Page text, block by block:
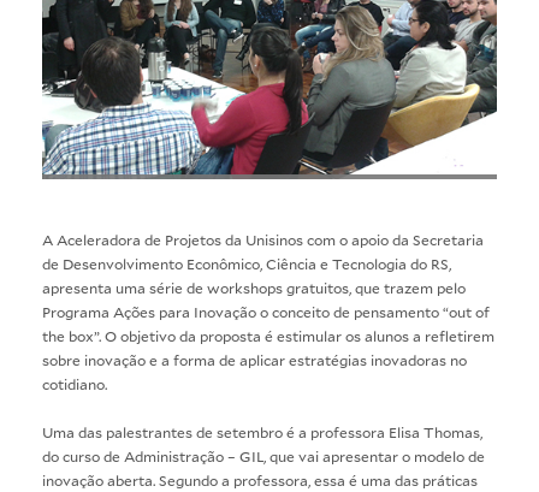
A Aceleradora de Projetos da Unisinos com o apoio da Secretaria
de Desenvolvimento Econômico, Ciência e Tecnologia do RS,
apresenta uma série de workshops gratuitos, que trazem pelo
Programa Ações para Inovação o conceito de pensamento “out of
the box”. O objetivo da proposta é estimular os alunos a refletirem
sobre inovação e a forma de aplicar estratégias inovadoras no
cotidiano.
Uma das palestrantes de setembro é a professora Elisa Thomas,
do curso de Administração – GIL, que vai apresentar o modelo de
inovação aberta. Segundo a professora, essa é uma das práticas